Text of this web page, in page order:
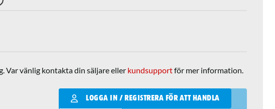
Var vänlig kontakta din säljare eller kundsupportför mer information.
LOGGA IN / REGISTRERA FÖR ATT HANDLA
Qantity
LÄGG I VARUKORGEN